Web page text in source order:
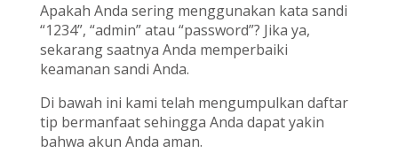
Apakah Anda sering menggunakan kata sandi
“1234”, “admin” atau “password”? Jika ya,
sekarang saatnya Anda memperbaiki
keamanan sandi Anda.
Di bawah ini kami telah mengumpulkan daftar
tip bermanfaat sehingga Anda dapat yakin
bahwa akun Anda aman.